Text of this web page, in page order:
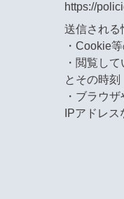
https://
送信される
・Cookie
・閲覧し
とその時刻
・ブラウ
IPアドレ